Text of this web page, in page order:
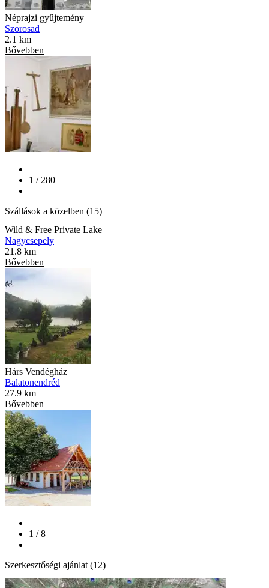
Néprajzi gyűjtemény
Szorosad
2.1 km
Bővebben
1 / 280
Szállások a közelben (15)
Wild & Free Private Lake
Nagycsepely
21.8 km
Bővebben
Hárs Vendégház
Balatonendréd
27.9 km
Bővebben
1 / 8
Szerkesztőségi ajánlat (12)